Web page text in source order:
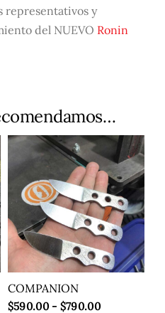
representativos y
del NUEVO Ronin
COMPANION
$590.00 - $790.00Rango